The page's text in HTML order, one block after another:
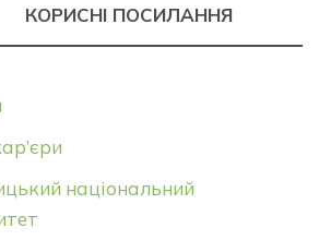
КОРИСНІ ПОСИЛАННЯ
національний